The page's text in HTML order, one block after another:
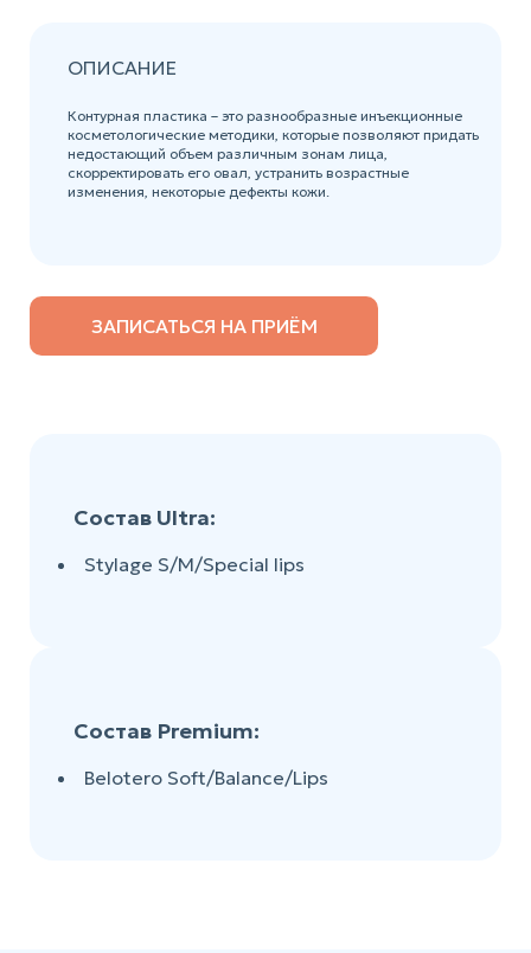
ОПИСАНИЕ
Контурная пластика – это разнообразные инъекционные
косметологические методики, которые позволяют придать
недостающий объем различным зонам лица,
скорректировать его овал, устранить возрастные
изменения, некоторые дефекты кожи.
ЗАПИСАТЬСЯ НА ПРИЁМ
Состав Ultra:
Stylage S/M/Special lips
Состав Premium:
Belotero Soft/Balance/Lips